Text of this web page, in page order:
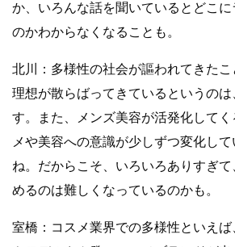
か、いろんな話を聞いているとどこ
のかわからなくなることも。
北川：多様性の社会が謳われてきた
理想が散らばってきているというのは
す。また、メンズ美容が活発化して
メや美容への意識が少しずつ変化し
ね。だからこそ、いろいろありすぎ
めるのは難しくなっているのかも。
室橋：コスメ業界での多様性といえ